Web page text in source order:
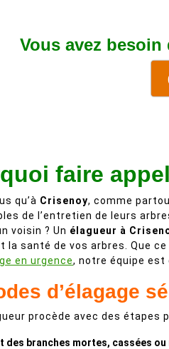
Vous avez besoin
faire
qu’à Crisenoy, comme
de l’entretien de leurs
voisin ? Un élagueur à
la santé de vos arbres. Que
en urgence, notre équipe
d’élagage
procède avec des étapes
des branches mortes, cassées